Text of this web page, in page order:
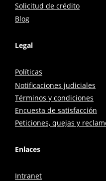
Solicitud de crédito
Blog
Legal
Políticas
Notificaciones judiciales
Términos y condiciones
Encuesta de satisfacción
Peticiones, quejas y
Enlaces
Intranet